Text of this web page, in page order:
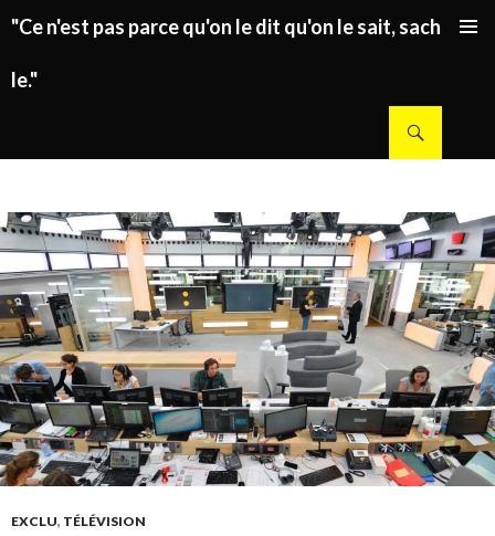
"Ce n'est pas parce qu'on le dit qu'on le sait, sachez
le."
EXCLU, TÉLÉVISION